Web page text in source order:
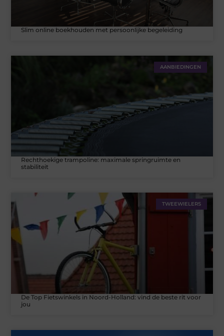
Slim online boekhouden met persoonlijke begeleiding
AANBIEDINGEN
Rechthoekige trampoline: maximale springruimte en
stabiliteit
TWEEWIELERS
De Top Fietswinkels in Noord-Holland: vind de beste rit voor
jou